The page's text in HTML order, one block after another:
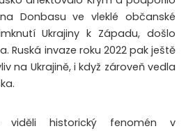
Donbasu ve vleklé občanské
Ukrajiny k Západu, došlo
Ruská invaze roku 2022 pak ještě
na Ukrajině, i když zároveň vedla
historický fenomén v